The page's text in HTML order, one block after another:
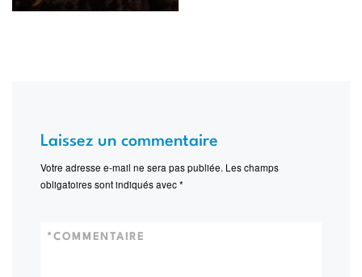
Laissez un commentaire
Votre adresse e-mail ne sera pas publiée. Les champs
obligatoires sont indiqués avec*
COMMENTAIRE
*